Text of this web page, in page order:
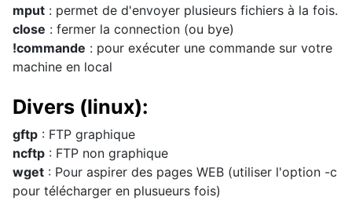
mput : permet de d'envoyer plusieurs fichiers à la fois.
close : fermer la connection (ou bye)
!commande : pour exécuter une commande sur votre
machine en local
Divers (linux):
gftp : FTP graphique
ncftp : FTP non graphique
wget : Pour aspirer des pages WEB (utiliser l'option -c
pour télécharger en plusueurs fois)